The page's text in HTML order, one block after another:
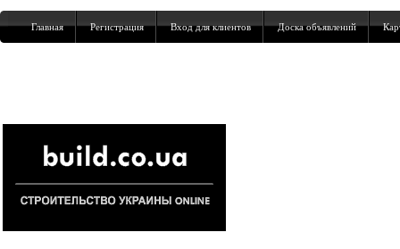
Главная Регистрация Вход для клиентов Доска объявлений